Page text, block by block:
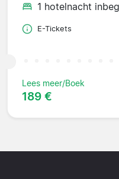
1 hotelnacht
E-Tickets
Lees meer/Boek
189 €